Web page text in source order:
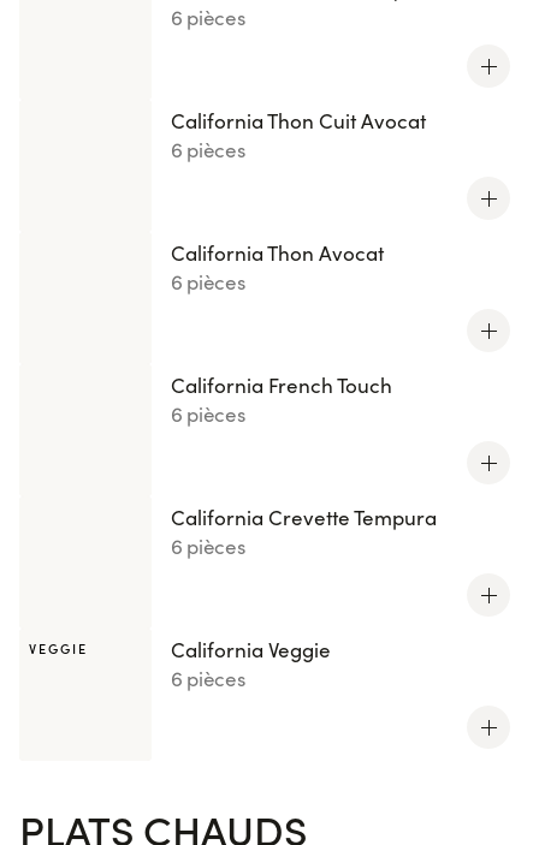
6 pièces
California Thon Cuit Avocat
6 pièces
California Thon Avocat
6 pièces
California French Touch
6 pièces
California Crevette Tempura
6 pièces
VEGGIE
California Veggie
6 pièces
PLATS CHAUDS